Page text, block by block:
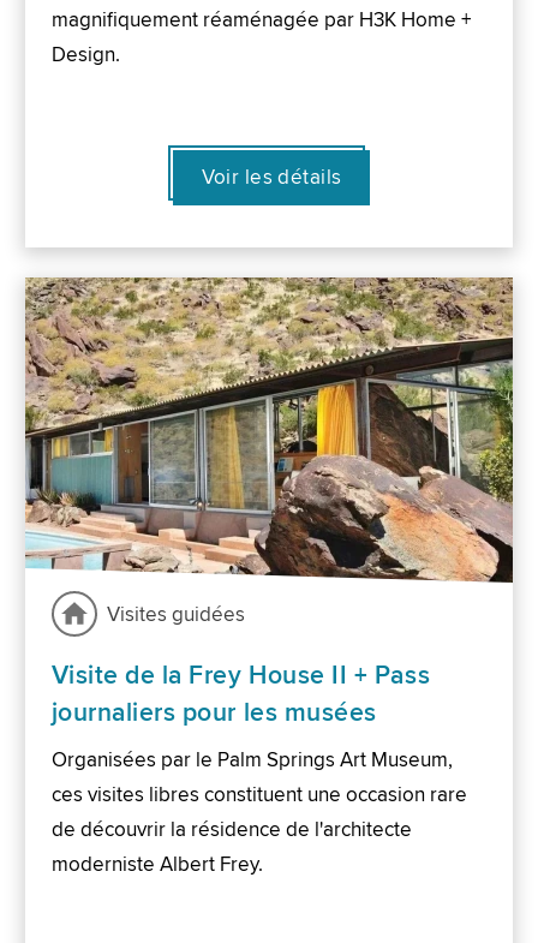
magnifiquement réaménagée par H3K Home +
Design.
Voir les détails
Visites guidées
Visite de la Frey House II + Pass
journaliers pour les musées
Organisées par le Palm Springs Art Museum,
ces visites libres constituent une occasion rare
de découvrir la résidence de l'architecte
moderniste Albert Frey.